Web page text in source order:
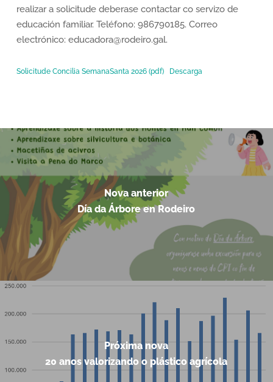
realizar a solicitude deberase contactar co servizo de
educación familiar. Teléfono: 986790185. Correo
electrónico: educadora@rodeiro.gal.
Solicitude Concilia SemanaSanta 2026 (pdf) Descarga
Nova anterior
Día da Árbore en Rodeiro
Próxima nova
20 anos valorizando o plástico agrícola